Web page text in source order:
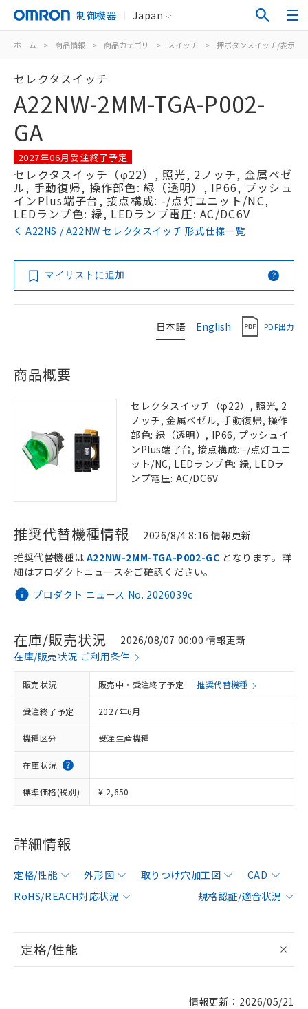
制御機器 Japan
ホーム > 商品情報 > 商品カテゴリ > スイッチ > 押ボタンスイッチ/表示灯
セレクタスイッチ
A22NW-2MM-TGA-P002-
GA
2027年06月受注終了予定
セレクタスイッチ（φ22）, 照光, 2ノッチ, 金属ベゼ
ル, 手動復帰, 操作部色: 緑（透明）, IP66, プッシュ
インPlus端子台, 接点構成: -/点灯ユニット/NC,
LEDランプ色: 緑, LEDランプ電圧: AC/DC6V
A22NS / A22NW セレクタスイッチ 形式仕様一覧
マイリストに追加
日本語 English PDF出力
商品概要
セレクタスイッチ（φ22）, 照光, 2
ノッチ, 金属ベゼル, 手動復帰, 操作
部色: 緑（透明）, IP66, プッシュイ
ンPlus端子台, 接点構成: -/点灯ユニ
ット/NC, LEDランプ色: 緑, LEDラ
ンプ電圧: AC/DC6V
推奨代替機種情報 2026/8/4 8:16 情報更新
プロダクト ニュース No. 2026039c
推奨代替機種は A22NW-2MM-TGA-P002-GC となります。詳
細はプロダクトニュースをご確認ください。
在庫/販売状況
2026/08/07 00:00 情報更新
在庫/販売状況 ご利用条件
販売状況 販売中・受注終了予定 推奨代替機種
受注終了予定 2027年6月
機種区分 受注生産機種
在庫状況
標準価格(税別) ¥ 2,650
詳細情報
定格/性能 外形図 取りつけ穴加工図
CAD
RoHS/REACH対応状況
規格認証/適合状況
定格/性能
情報更新：2026/05/21